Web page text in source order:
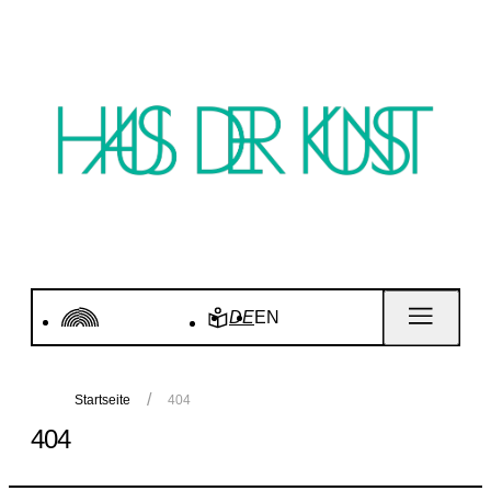
DEEN
Startseite 404
404